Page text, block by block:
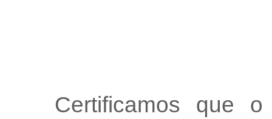
Certificamos que